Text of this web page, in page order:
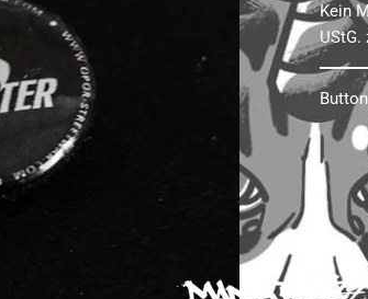
Kein
UStG.